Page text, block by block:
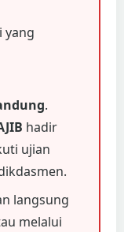
yang
.
hadir
ujian
langsung
melalui